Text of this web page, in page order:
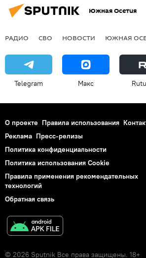
Южная Осетия
РАДИО СВО НОВОСТИ ЮЖНАЯ
Telegram Макс
О проекте Правила использования
Реклама Пресс-релизы
Политика конфиденциальности
Политика использования Cookie
Правила применения рекомендательных
технологий
Обратная связь
© 2026 Sputnik Все права защищены. 18+